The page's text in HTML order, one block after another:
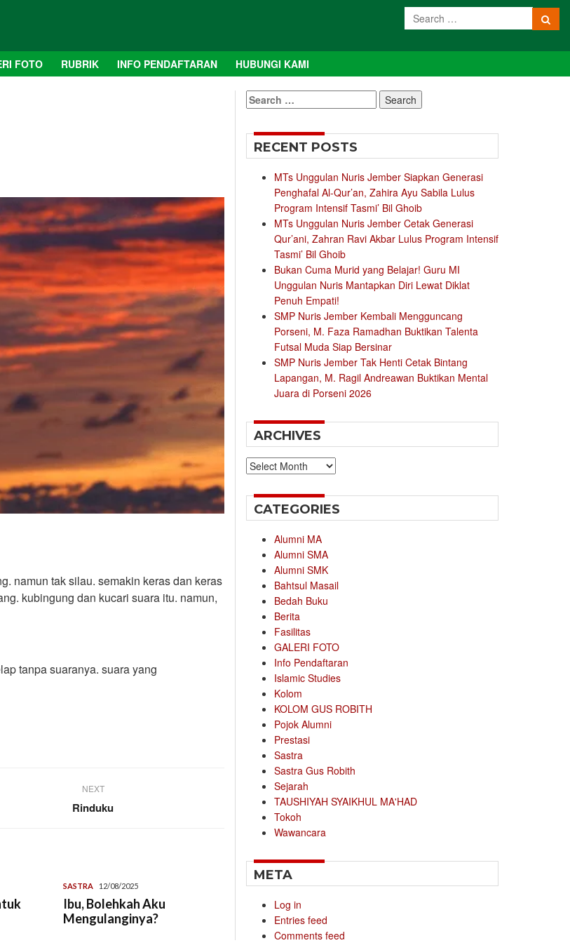
FOTO RUBRIK INFO PENDAFTARAN HUBUNGI KAMI
namun tak silau. semakin keras dan keras
kubingung dan kucari suara itu. namun,
tanpa suaranya. suara yang
NEXT
Rinduku
SASTRA 12/08/2025
Ibu, Bolehkah Aku
Mengulanginya?
Search
for:
RECENT POSTS
MTs Unggulan Nuris Jember Siapkan Generasi
Penghafal Al-Qur’an, Zahira Ayu Sabila Lulus
Program Intensif Tasmi’ Bil Ghoib
MTs Unggulan Nuris Jember Cetak Generasi
Qur’ani, Zahran Ravi Akbar Lulus Program Intensif
Tasmi’ Bil Ghoib
Bukan Cuma Murid yang Belajar! Guru MI
Unggulan Nuris Mantapkan Diri Lewat Diklat
Penuh Empati!
SMP Nuris Jember Kembali Mengguncang
Porseni, M. Faza Ramadhan Buktikan Talenta
Futsal Muda Siap Bersinar
SMP Nuris Jember Tak Henti Cetak Bintang
Lapangan, M. Ragil Andreawan Buktikan Mental
Juara di Porseni 2026
ARCHIVES
Archives
CATEGORIES
Alumni MA
Alumni SMA
Alumni SMK
Bahtsul Masail
Bedah Buku
Berita
Fasilitas
GALERI FOTO
Info Pendaftaran
Islamic Studies
Kolom
KOLOM GUS ROBITH
Pojok Alumni
Prestasi
Sastra
Sastra Gus Robith
Sejarah
TAUSHIYAH SYAIKHUL MA'HAD
Tokoh
Wawancara
META
Log in
Entries feed
Comments feed